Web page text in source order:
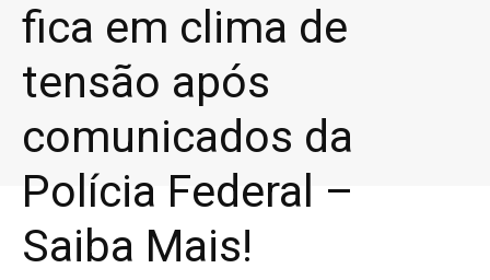
fica em clima de
tensão após
comunicados da
Polícia Federal –
Saiba Mais!